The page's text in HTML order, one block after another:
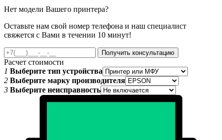
Нет модели Вашего принтера?
Оставьте нам свой номер телефона и наш специалист
свяжется с Вами в течении 10 минут!
Получить консультацию
Расчет стоимости
1 Выберите тип устройства
2 Выберите марку производителя
3 Выберите неисправность